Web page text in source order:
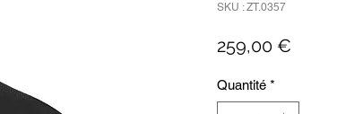
SKU : ZT.0357
259,00 €
Quantité *